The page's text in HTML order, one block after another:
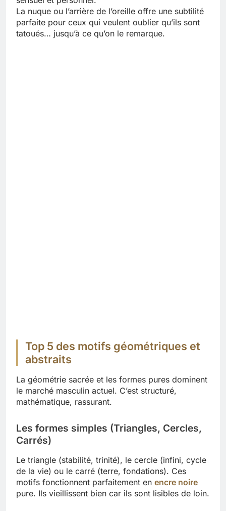
La nuque ou l’arrière de l’oreille offre une subtilité
parfaite pour ceux qui veulent oublier qu’ils sont
tatoués… jusqu’à ce qu’on le remarque.
Top 5 des motifs géométriques et
abstraits
La géométrie sacrée et les formes pures dominent
le marché masculin actuel. C’est structuré,
mathématique, rassurant.
Les formes simples (Triangles, Cercles,
Carrés)
Le triangle (stabilité, trinité), le cercle (infini, cycle
de la vie) ou le carré (terre, fondations). Ces
motifs fonctionnent parfaitement en encre noire
pure. Ils vieillissent bien car ils sont lisibles de loin.